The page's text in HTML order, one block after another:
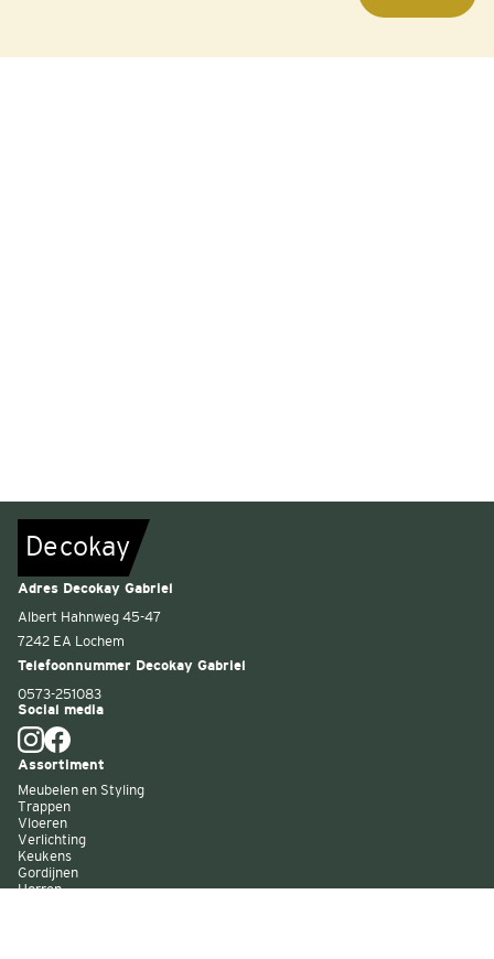
Decokay
Adres Decokay Gabriel
Albert Hahnweg 45-47
7242 EA Lochem
Telefoonnummer Decokay Gabriel
0573-251083
Social media
Assortiment
Meubelen en Styling
Trappen
Vloeren
Verlichting
Keukens
Gordijnen
Horren